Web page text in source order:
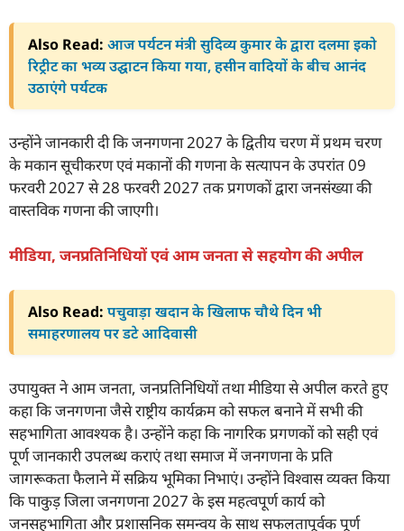
Also Read: आज पर्यटन मंत्री सुदिव्य कुमार के द्वारा दलमा इको
रिट्रीट का भव्य उद्घाटन किया गया, हसीन वादियों के बीच आनंद
उठाएंगे पर्यटक
उन्होंने जानकारी दी कि जनगणना 2027 के द्वितीय चरण में प्रथम चरण
के मकान सूचीकरण एवं मकानों की गणना के सत्यापन के उपरांत 09
फरवरी 2027 से 28 फरवरी 2027 तक प्रगणकों द्वारा जनसंख्या की
वास्तविक गणना की जाएगी।
मीडिया, जनप्रतिनिधियों एवं आम जनता से सहयोग की अपील
Also Read: पचुवाड़ा खदान के खिलाफ चौथे दिन भी
समाहरणालय पर डटे आदिवासी
उपायुक्त ने आम जनता, जनप्रतिनिधियों तथा मीडिया से अपील करते हुए
कहा कि जनगणना जैसे राष्ट्रीय कार्यक्रम को सफल बनाने में सभी की
सहभागिता आवश्यक है। उन्होंने कहा कि नागरिक प्रगणकों को सही एवं
पूर्ण जानकारी उपलब्ध कराएं तथा समाज में जनगणना के प्रति
जागरूकता फैलाने में सक्रिय भूमिका निभाएं। उन्होंने विश्वास व्यक्त किया
कि पाकुड़ जिला जनगणना 2027 के इस महत्वपूर्ण कार्य को
जनसहभागिता और प्रशासनिक समन्वय के साथ सफलतापूर्वक पूर्ण